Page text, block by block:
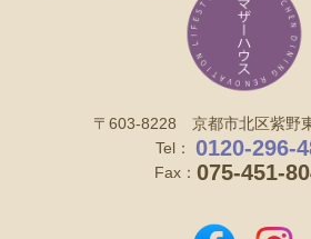
〒603-8228 京都市北区紫野
Tel：
0120-296-
Fax： 075-451-